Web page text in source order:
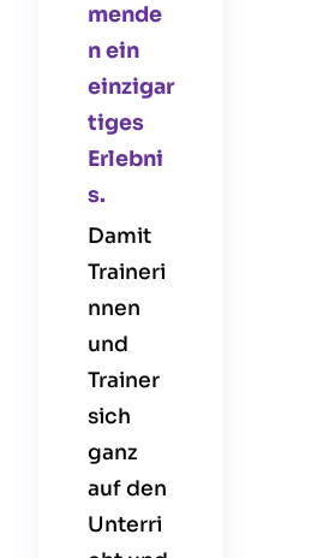
mende
n ein
einzigar
tiges
Erlebni
s.
Damit
Traineri
nnen
und
Trainer
sich
ganz
auf den
Unterri